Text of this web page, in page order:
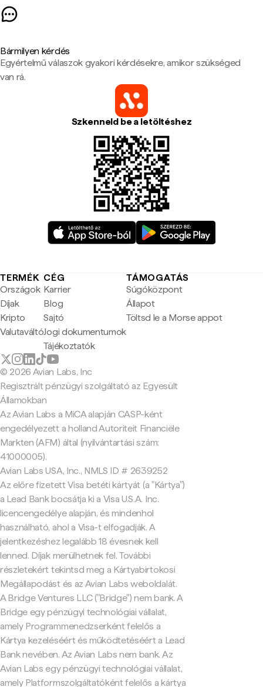
Bármilyen kérdés
Egyértelmű válaszok gyakori kérdésekre, amikor szükséged
van rá.
Szkenneld be a letöltéshez
TERMÉK
Országok
Díjak
Kripto
Valutaváltó
CÉG
Karrier
Blog
Sajtó
Jogi dokumentumok
Tájékoztatók
TÁMOGATÁS
Súgóközpont
Állapot
Töltsd le a Morse appot
© 2026 Avian Labs, Inc
Regisztrált pénzügyi szolgáltató az Egyesült
Államokban
Az Avian Labs a MiCA alapján CASP-ként
engedélyezett a holland Autoriteit Financiële
Markten (AFM) által (nyilvántartási szám:
41000005).
Avian Labs USA, Inc., NMLS ID # 2639252
Az előre fizetett Visa betéti kártyát (a "Kártya")
a Lead Bank bocsátja ki a Visa U.S.A. Inc.
licencengedélye alapján, és mindenhol
használható, ahol a Visa-t elfogadják. A
jelentkezéshez legalább 18 évesnek kell
lenned. Díjak merülhetnek fel. További
részletekért tekintsd meg a Kártyabirtokosi
Megállapodást és az Avian Labs weboldalát.
A Bridge Ventures LLC ("Bridge") nem bank. A
Bridge egy pénzügyi technológiai vállalat,
amely Programmenedzserként felelős a
Kártya kezeléséért és működtetéséért a Lead
Bank nevében. Az Avian Labs nem bank. Az
Avian Labs egy pénzügyi technológiai vállalat,
amely Platformszolgáltatóként felelős a kártya